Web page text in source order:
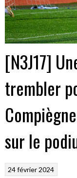
[N3J17]
trembler
sur le
24 février 2024